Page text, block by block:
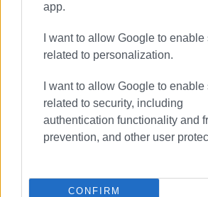
app.
I want to allow Google to enable
related to personalization.
I want to allow Google to enable
related to security, including
authentication functionality and
prevention, and other user
CONFIRM